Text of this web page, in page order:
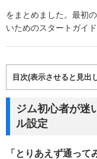
をまとめました。最初
いためのスタートガイ
目次(表示させると見出
ジム初心者が迷
ル設定
「とりあえず通っ